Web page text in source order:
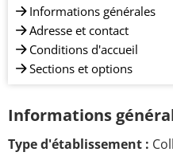
Informations générales
Adresse et contact
Conditions d'accueil
Sections et options
Informations
Type d'établissement :